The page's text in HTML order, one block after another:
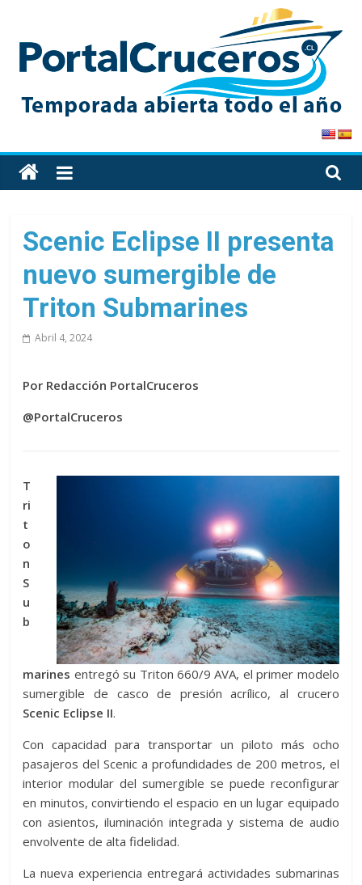
content
PortalCruceros
Toda
la
de
cruceros
en
un
Scenic Eclipse II presenta
nuevo sumergible de
Triton Submarines
Abril 4, 2024
Por Redacción PortalCruceros
@PortalCruceros
T
ri
t
o
n
S
u
b
marines entregó su Triton 660/9 AVA, el primer modelo
sumergible de casco de presión acrílico, al crucero
Scenic Eclipse II.
Con capacidad para transportar un piloto más ocho
pasajeros del Scenic a profundidades de 200 metros, el
interior modular del sumergible se puede reconfigurar
en minutos, convirtiendo el espacio en un lugar equipado
con asientos, iluminación integrada y sistema de audio
envolvente de alta fidelidad.
La nueva experiencia entregará actividades submarinas